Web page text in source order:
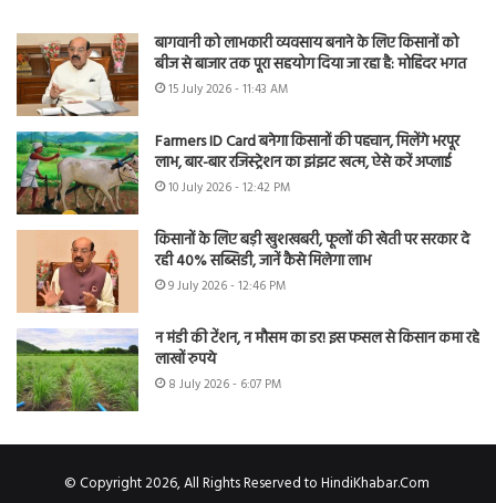
बागवानी को लाभकारी व्यवसाय बनाने के लिए किसानों को
बीज से बाजार तक पूरा सहयोग दिया जा रहा है: मोहिंदर भगत
15 July 2026 - 11:43 AM
Farmers ID Card बनेगा किसानों की पहचान, मिलेंगे भरपूर
लाभ, बार-बार रजिस्ट्रेशन का झंझट खत्म, ऐसे करें अप्लाई
10 July 2026 - 12:42 PM
किसानों के लिए बड़ी खुशखबरी, फूलों की खेती पर सरकार दे
रही 40% सब्सिडी, जानें कैसे मिलेगा लाभ
9 July 2026 - 12:46 PM
न मंडी की टेंशन, न मौसम का डर! इस फसल से किसान कमा रहे
लाखों रुपये
8 July 2026 - 6:07 PM
© Copyright 2026, All Rights Reserved to HindiKhabar.Com